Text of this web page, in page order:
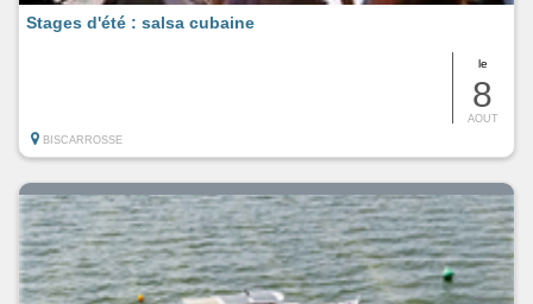
le
8
AOUT
Stages d'été : salsa cubaine
BISCARROSSE